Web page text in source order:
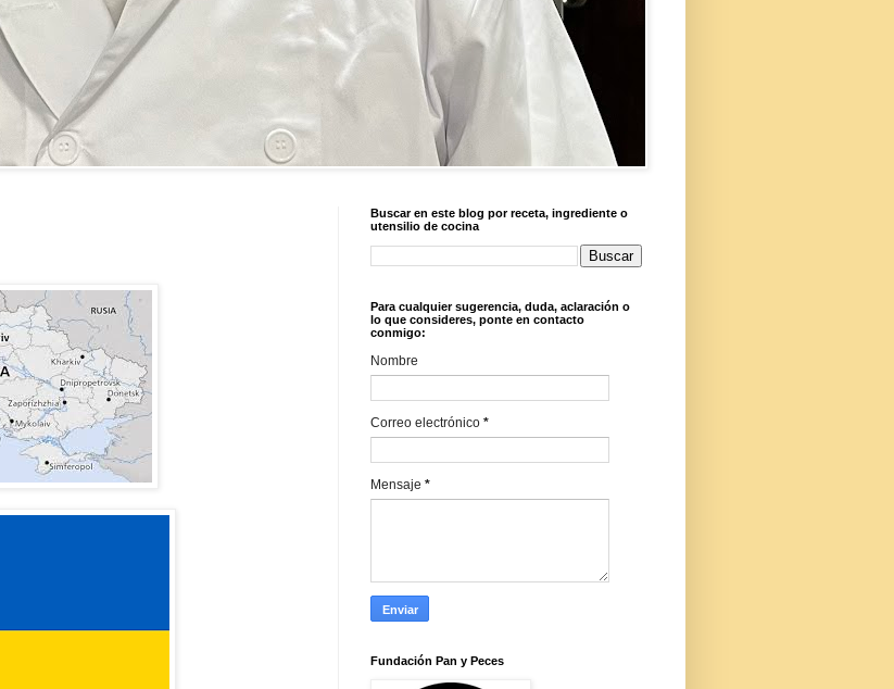
Buscar en este blog por receta, ingrediente o
utensilio de cocina
Para cualquier sugerencia, duda, aclaración o
lo que consideres, ponte en contacto
conmigo:
Nombre
Correo electrónico *
Mensaje *
Fundación Pan y Peces